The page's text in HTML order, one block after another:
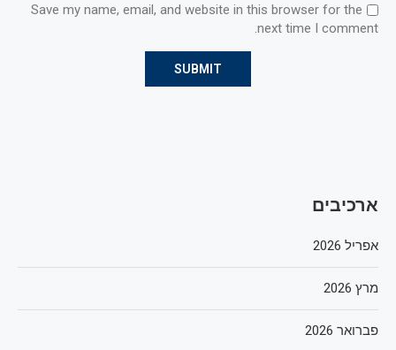
Save my name, email, and website in this browser for the
next time I comment.
ארכיבים
אפריל 2026
מרץ 2026
פברואר 2026